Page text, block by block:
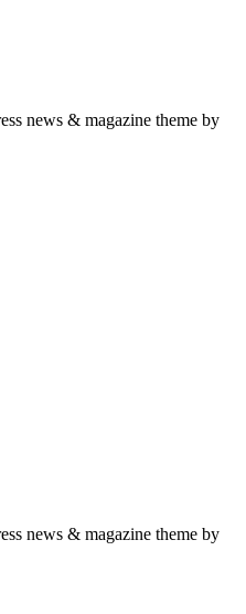
news & magazine theme by
news & magazine theme by